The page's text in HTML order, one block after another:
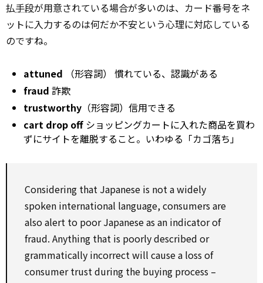
払手段が用意されている場合が多いのは、カード番号をネ
ットに入力するのは何だか不安という心理に対応している
のですね。
attuned （形容詞） 慣れている、認識がある
fraud 詐欺
trustworthy （形容詞）信用できる
cart drop off ショッピングカートに入れた商品を買わ
ずにサイトを離脱すること。いわゆる「カゴ落ち」
Considering that Japanese is not a widely
spoken international language, consumers are
also alert to poor Japanese as an indicator of
fraud. Anything that is poorly described or
grammatically incorrect will cause a loss of
consumer trust during the buying process –